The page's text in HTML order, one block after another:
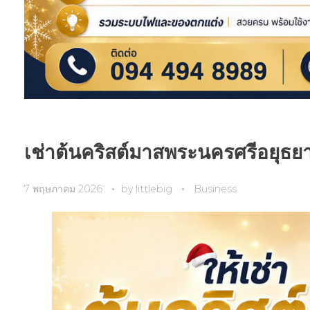
เช่าต้นคริสต์มาสพระนครศรีอยุธย
7 พฤษภาคม 2026 by littlebig Business